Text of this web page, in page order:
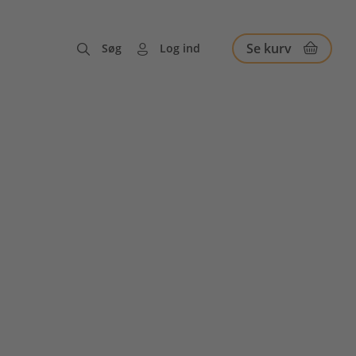
Søg Log ind Se kurv